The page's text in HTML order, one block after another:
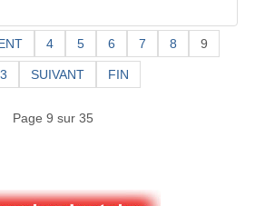
4 5 6 7 8 9
SUIVANT FIN
Page 9 sur 35